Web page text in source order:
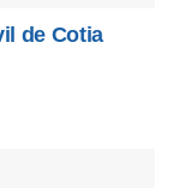
de Cotia